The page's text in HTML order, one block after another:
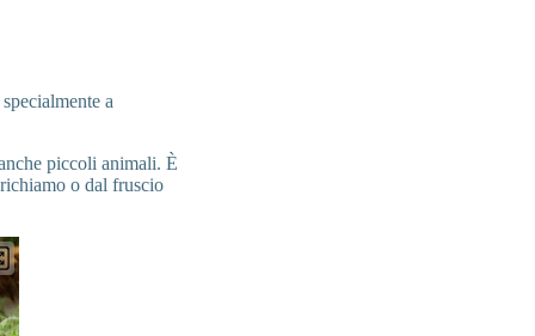
a
piccoli animali. È
o dal fruscio